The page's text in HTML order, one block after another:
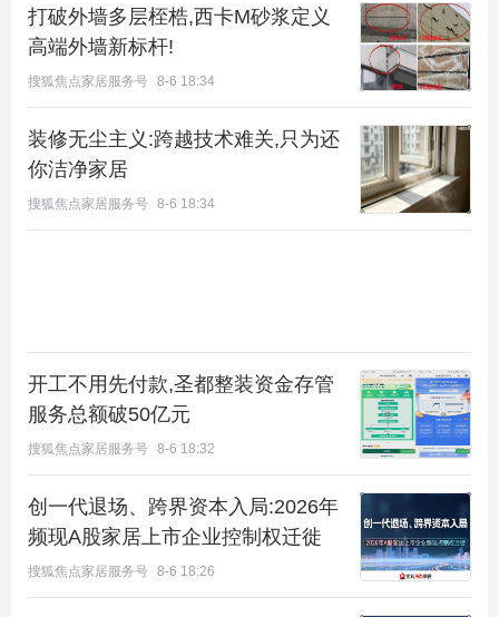
打破外墙多层桎梏,西卡M砂浆定义
高端外墙新标杆!
搜狐焦点家居服务号 8-6 18:34
装修无尘主义:跨越技术难关,只为还
你洁净家居
搜狐焦点家居服务号 8-6 18:34
开工不用先付款,圣都整装资金存管
服务总额破50亿元
搜狐焦点家居服务号 8-6 18:32
创一代退场、跨界资本入局:2026年
频现A股家居上市企业控制权迁徙
搜狐焦点家居服务号 8-6 18:26